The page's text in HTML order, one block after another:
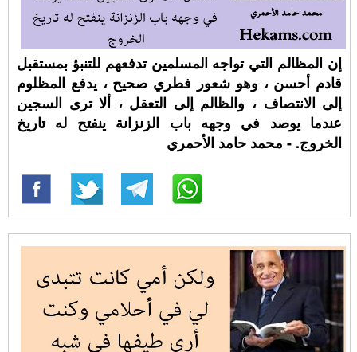
إن المظالم التي تواجه المسلمين تدفعهم للتنبؤ بمستقبل
قادم أحسن ، وهو شعور فطري صحيح ، يدفع المظلوم
إلى الانتصاف ، والظالم إلى التعقل ، ألا ترى السجين
عندما يوصد في وجهه باب الزنزانة ينفتح له تاريخ
الخروج. - محمد حامد الأحمري